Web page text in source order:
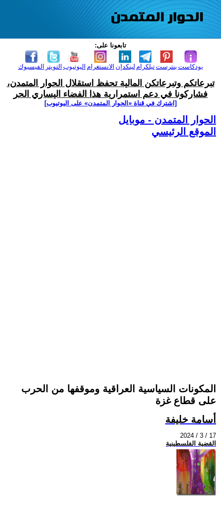
تابعونا على:
الفيسبوك التويتر اليوتيوب الانستغرام لينكدإن تيلكرامبنترست بودكاست
تبرعاتكم وتبرعاتكن المالية تحفظ استقلال الحوار المتمدن،
فشاركونا في دعم استمرارية هذا الفضاء اليساري الحر
[اشترك في قناة ‫«الحوار المتمدن» على اليوتيوب]
الحوار المتمدن - موبايل
الموقع الرئيسي
المكونات السياسية العراقية وموقفها من الحرب
على قطاع غزة
أسامة خليفة
2024 / 3 / 17
القضية الفلسطينية